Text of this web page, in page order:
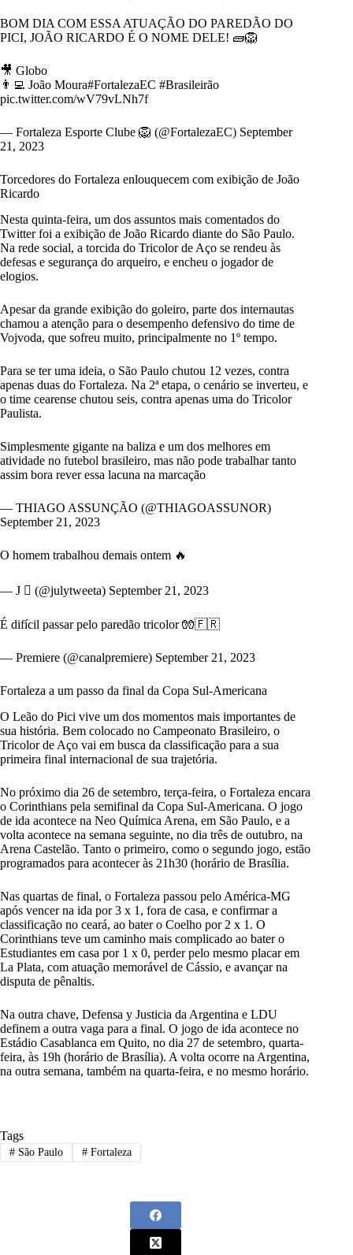
BOM DIA COM ESSA ATUAÇÃO DO PAREDÃO DO
PICI, JOÃO RICARDO É O NOME DELE! 🧱🦁
🎥 Globo
👨‍💻 João Moura#FortalezaEC #Brasileirão
pic.twitter.com/wV79vLNh7f
— Fortaleza Esporte Clube 🦁 (@FortalezaEC) September
21, 2023
Torcedores do Fortaleza enlouquecem com exibição de João
Ricardo
Nesta quinta-feira, um dos assuntos mais comentados do
Twitter foi a exibição de João Ricardo diante do São Paulo.
Na rede social, a torcida do Tricolor de Aço se rendeu às
defesas e segurança do arqueiro, e encheu o jogador de
elogios.
Apesar da grande exibição do goleiro, parte dos internautas
chamou a atenção para o desempenho defensivo do time de
Vojvoda, que sofreu muito, principalmente no 1º tempo.
Para se ter uma ideia, o São Paulo chutou 12 vezes, contra
apenas duas do Fortaleza. Na 2ª etapa, o cenário se inverteu, e
o time cearense chutou seis, contra apenas uma do Tricolor
Paulista.
Simplesmente gigante na baliza e um dos melhores em
atividade no futebol brasileiro, mas não pode trabalhar tanto
assim bora rever essa lacuna na marcação
— THIAGO ASSUNÇÃO (@THIAGOASSUNOR)
September 21, 2023
O homem trabalhou demais ontem 🔥
— J  (@julytweeta) September 21, 2023
É difícil passar pelo paredão tricolor 🧤🇫🇷
— Premiere (@canalpremiere) September 21, 2023
Fortaleza a um passo da final da Copa Sul-Americana
O Leão do Pici vive um dos momentos mais importantes de
sua história. Bem colocado no Campeonato Brasileiro, o
Tricolor de Aço vai em busca da classificação para a sua
primeira final internacional de sua trajetória.
No próximo dia 26 de setembro, terça-feira, o Fortaleza encara
o Corinthians pela semifinal da Copa Sul-Americana. O jogo
de ida acontece na Neo Química Arena, em São Paulo, e a
volta acontece na semana seguinte, no dia três de outubro, na
Arena Castelão. Tanto o primeiro, como o segundo jogo, estão
programados para acontecer às 21h30 (horário de Brasília.
Nas quartas de final, o Fortaleza passou pelo América-MG
após vencer na ida por 3 x 1, fora de casa, e confirmar a
classificação no ceará, ao bater o Coelho por 2 x 1. O
Corinthians teve um caminho mais complicado ao bater o
Estudiantes em casa por 1 x 0, perder pelo mesmo placar em
La Plata, com atuação memorável de Cássio, e avançar na
disputa de pênaltis.
Na outra chave, Defensa y Justicia da Argentina e LDU
definem a outra vaga para a final. O jogo de ida acontece no
Estádio Casablanca em Quito, no dia 27 de setembro, quarta-
feira, às 19h (horário de Brasília). A volta ocorre na Argentina,
na outra semana, também na quarta-feira, e no mesmo horário.
Tags
#São Paulo #Fortaleza